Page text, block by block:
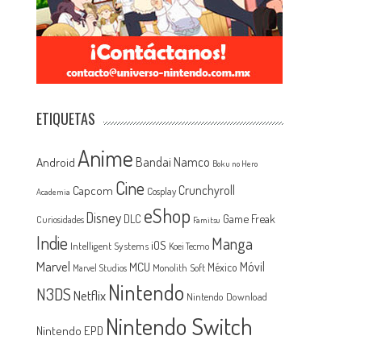
ETIQUETAS
Android Anime Bandai Namco Boku no Hero
Academia Capcom Cine Cosplay Crunchyroll
Curiosidades Disney DLC eShop Famitsu Game Freak
Indie Intelligent Systems iOS Koei Tecmo Manga
Marvel Marvel Studios MCU Monolith Soft México Móvil
N3DSNetflix Nintendo Nintendo Download
Nintendo EPD Nintendo Switch